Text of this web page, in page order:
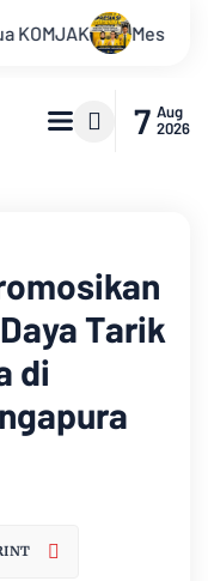
Nomor 195/PUU-
7 Aug
2026
Tarik
di